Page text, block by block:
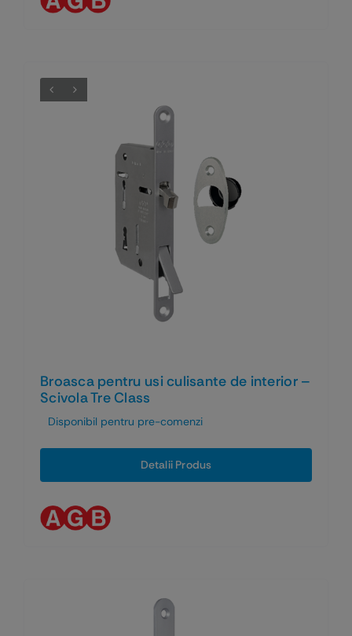
Broasca pentru usi culisante de interior –
Scivola Tre Class
Disponibil pentru pre-comenzi
Detalii Produs